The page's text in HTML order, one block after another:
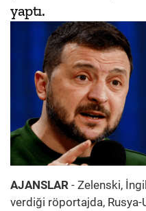
yaptı.
AJANSLAR - Zelenski,
verdiği röportajda, Rusya-